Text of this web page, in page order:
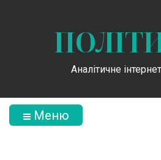
Аналітичне
Меню